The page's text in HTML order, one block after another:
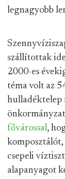
legnagyobb
szállítottak
2000-es
téma volt az
hulladéktelep
önkormányzat
fővárossal,
komposztálót,
csepeli
alapanyagot